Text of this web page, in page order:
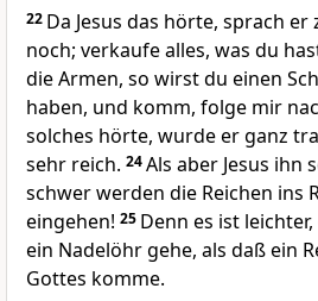
22 Da Jesus das hörte, sprach
noch; verkaufe alles, was du
die Armen, so wirst du einen
haben, und komm, folge mir
solches hörte, wurde er ganz
sehr reich. 24Als aber Jesus ihn
schwer werden die Reichen ins
eingehen! 25 Denn es ist
ein Nadelöhr gehe, als daß ein
Gottes komme.